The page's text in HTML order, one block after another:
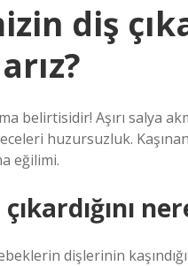
diş
belirtisidir! Aşırı salya
huzursuzluk.
eğilimi.
dişlerinin